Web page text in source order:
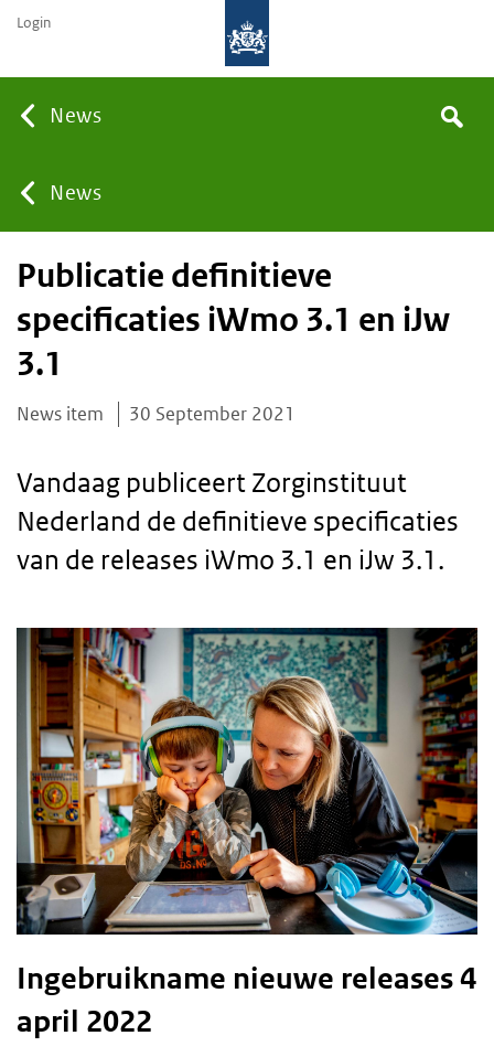
News
You
are
here:
News
the
Search
Login
Publicatie definitieve
specificaties iWmo 3.1 en iJw
3.1
News item 30 September 2021
Vandaag publiceert Zorginstituut
Nederland de definitieve specificaties
van de releases iWmo 3.1 en iJw 3.1.
Body
text
Ingebruikname nieuwe releases 4
april 2022